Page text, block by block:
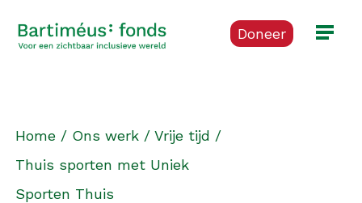
Doneer
Home / Ons werk /Vrije tijd /
Thuis sporten met Uniek
Sporten Thuis